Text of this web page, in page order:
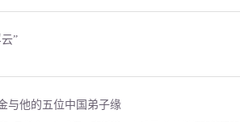
”
与他的五位中国弟子缘